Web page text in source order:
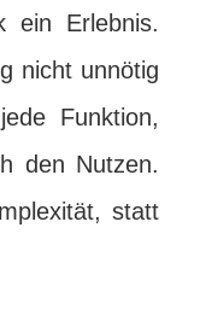
ein Erlebnis.
nicht unnötig
Funktion,
den Nutzen.
statt